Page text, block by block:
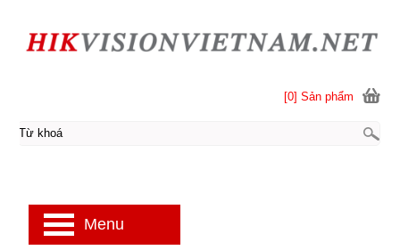
[0] Sản phẩm
Menu